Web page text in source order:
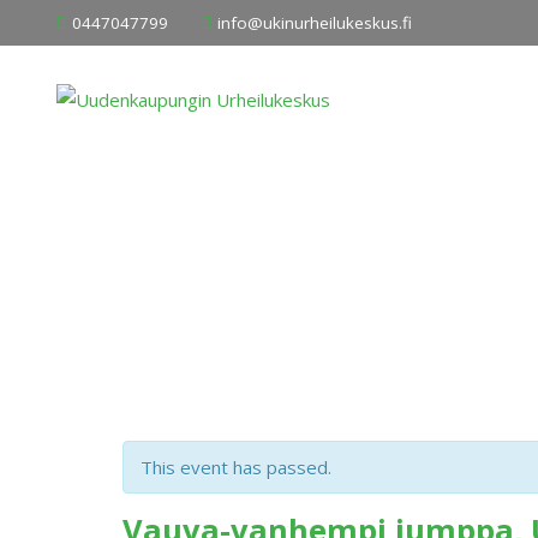
to
0447047799 info@ukinurheilukeskus.fi
This event has passed.
Vauva-vanhempi jumppa,